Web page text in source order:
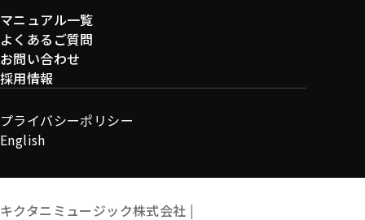
マニュアル一覧
よくあるご質問
お問い合わせ
採用情報
プライバシーポリシー
English
キクタニミュージック株式会社 |